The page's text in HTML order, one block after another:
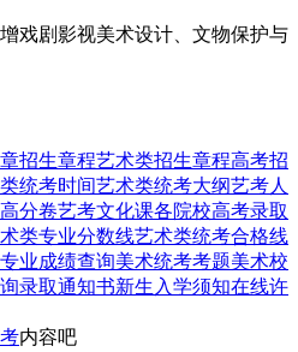
戏剧影视美术设计、文物保护与
招生章程艺术类招生章程高考招
统考时间艺术类统考大纲艺考人
分卷艺考文化课各院校高考录取
类专业分数线艺术类统考合格线
业成绩查询美术统考考题美术校
录取通知书新生入学须知在线许
内容吧